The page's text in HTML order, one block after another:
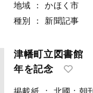
地域
：
かほく市
種別
： 新聞記事
津幡町立図書館
年を記念